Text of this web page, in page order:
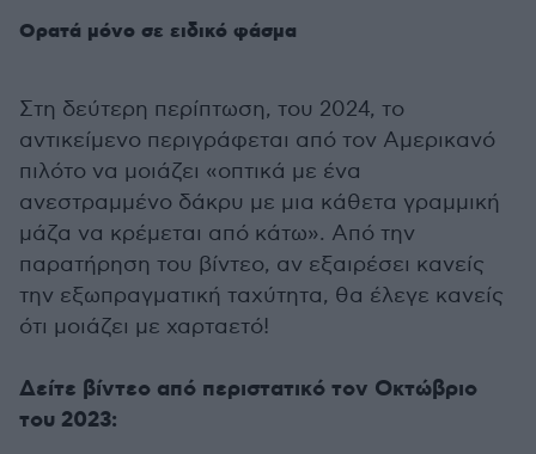
Ορατά μόνο σε ειδικό φάσμα
Στη δεύτερη περίπτωση, του 2024, το
αντικείμενο περιγράφεται από τον Αμερικανό
πιλότο να μοιάζει «οπτικά με ένα
ανεστραμμένο δάκρυ με μια κάθετα γραμμική
μάζα να κρέμεται από κάτω». Από την
παρατήρηση του βίντεο, αν εξαιρέσει κανείς
την εξωπραγματική ταχύτητα, θα έλεγε κανείς
ότι μοιάζει με χαρταετό!
Δείτε βίντεο από περιστατικό τον Οκτώβριο
του 2023: